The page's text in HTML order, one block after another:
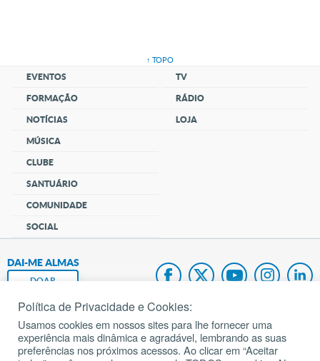
↑ TOPO
EVENTOS
FORMAÇÃO
NOTÍCIAS
MÚSICA
CLUBE
SANTUÁRIO
COMUNIDADE
SOCIAL
TV
RÁDIO
LOJA
DAI-ME ALMAS
DOAR
Fundação João Paulo II
Pedido de Oração
Política de Privacidade e Cookies:
Usamos cookies em nossos sites para lhe fornecer uma
experiência mais dinâmica e agradável, lembrando as suas
preferências nos próximos acessos. Ao clicar em “Aceitar